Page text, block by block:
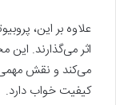
علاوه بر این،
اثر می‌گذارند. این
می‌کند و نقش
کیفیت خواب دارد.